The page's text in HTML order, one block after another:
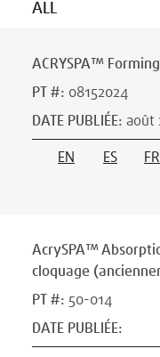
ALL
ACRYSPA™
PT #: 08152024
DATE PUBLIÉE: août
EN ES FR
AcrySPA™
cloquage
PT #: 50-014
DATE PUBLIÉE: